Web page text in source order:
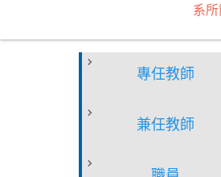
區
系
專任教師
兼任教師